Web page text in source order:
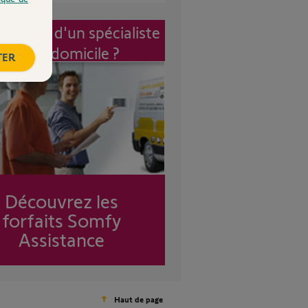
d'un spécialiste
à mon domicile ?
Découvrez les
forfaits Somfy
Assistance
Haut de page